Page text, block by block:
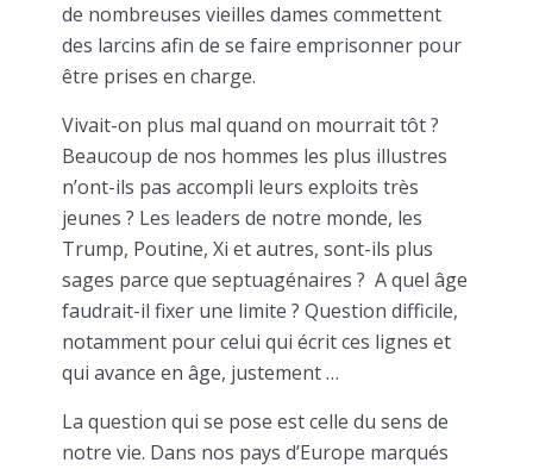
de nombreuses vieilles dames commettent
des larcins afin de se faire emprisonner pour
être prises en charge.
Vivait-on plus mal quand on mourrait tôt ?
Beaucoup de nos hommes les plus illustres
n’ont-ils pas accompli leurs exploits très
jeunes ? Les leaders de notre monde, les
Trump, Poutine, Xi et autres, sont-ils plus
sages parce que septuagénaires ? A quel âge
faudrait-il fixer une limite ? Question difficile,
notamment pour celui qui écrit ces lignes et
qui avance en âge, justement …
La question qui se pose est celle du sens de
notre vie. Dans nos pays d’Europe marqués